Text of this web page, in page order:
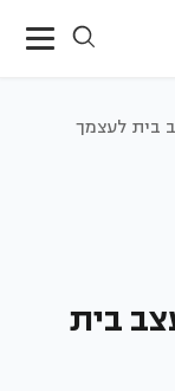
בית לעצמך
בית